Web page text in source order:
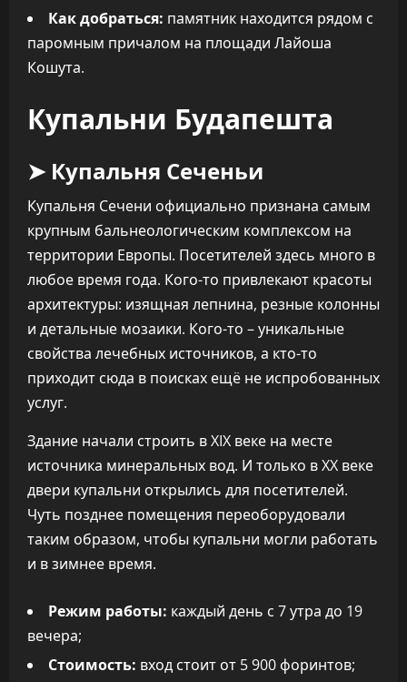
Как добраться: памятник находится рядом с
паромным причалом на площади Лайоша
Кошута.
Купальни Будапешта
➤ Купальня Сеченьи
Купальня Сечени официально признана самым
крупным бальнеологическим комплексом на
территории Европы. Посетителей здесь много в
любое время года. Кого-то привлекают красоты
архитектуры: изящная лепнина, резные колонны
и детальные мозаики. Кого-то – уникальные
свойства лечебных источников, а кто-то
приходит сюда в поисках ещё не испробованных
услуг.
Здание начали строить в XIX веке на месте
источника минеральных вод. И только в XX веке
двери купальни открылись для посетителей.
Чуть позднее помещения переоборудовали
таким образом, чтобы купальни могли работать
и в зимнее время.
Режим работы: каждый день с 7 утра до 19
вечера;
Стоимость: вход стоит от 5 900 форинтов;